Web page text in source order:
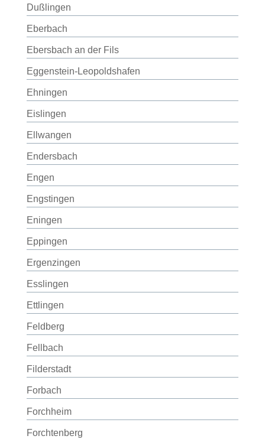
Dußlingen
Eberbach
Ebersbach an der Fils
Eggenstein-Leopoldshafen
Ehningen
Eislingen
Ellwangen
Endersbach
Engen
Engstingen
Eningen
Eppingen
Ergenzingen
Esslingen
Ettlingen
Feldberg
Fellbach
Filderstadt
Forbach
Forchheim
Forchtenberg